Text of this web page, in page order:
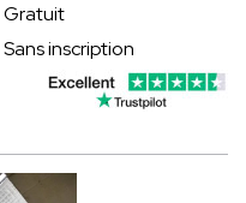
Gratuit
Sans inscription